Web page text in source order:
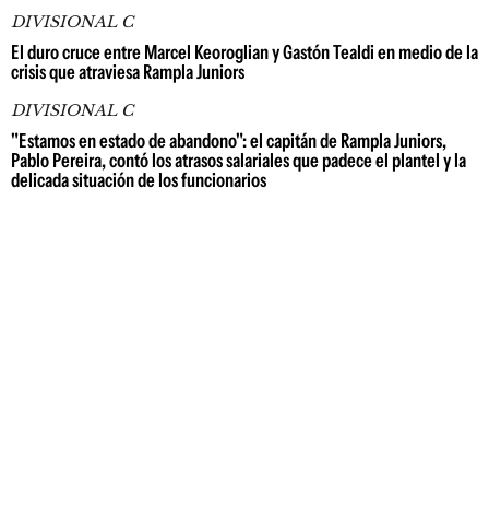
DIVISIONAL C
El duro cruce entre Marcel Keoroglian y Gastón Tealdi en medio de la
crisis que atraviesa Rampla Juniors
DIVISIONAL C
"Estamos en estado de abandono": el capitán de Rampla Juniors,
Pablo Pereira, contó los atrasos salariales que padece el plantel y la
delicada situación de los funcionarios